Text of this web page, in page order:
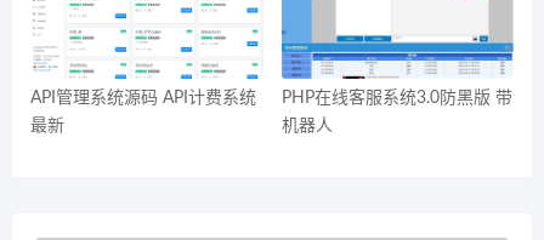
API管理系统源码 API计费系统
最新
PHP在线客服系统3.0防黑版 带
机器人